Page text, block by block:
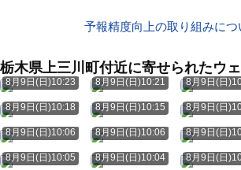
予報精度向上の取り組みにつ
栃木県上三川町付近に寄せられたウ
8月9日(日)10:23 8月9日(日)10:21 8月9日(日
8月9日(日)10:18 8月9日(日)10:15 8月9日(日
8月9日(日)10:06 8月9日(日)10:06 8月9日(日
8月9日(日)10:05 8月9日(日)10:04 8月9日(日